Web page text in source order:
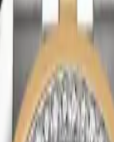
seçkin bir kol
Tudor
bu saat, saat, dakika
tasarlanmış olup